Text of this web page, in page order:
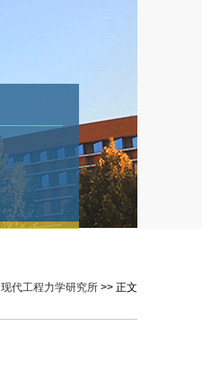
现代工程力学研究所 >> 正文